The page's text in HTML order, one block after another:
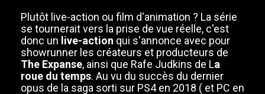
Plutôt live-action ou film d'animation ? La série
se tournerait vers la prise de vue réelle, c'est
donc un live-action qui s'annonce avec pour
showrunner les créateurs et producteurs de
The Expanse, ainsi que Rafe Judkins de La
roue du temps. Au vu du succès du dernier
opus de la saga sorti sur PS4 en 2018 ( et PC en